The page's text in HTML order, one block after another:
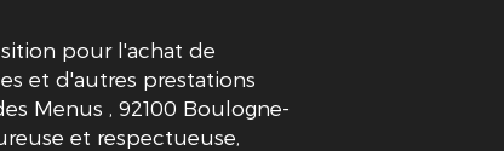
pour l'achat de
et d'autres prestations
Menus , 92100 Boulogne-
et respectueuse,